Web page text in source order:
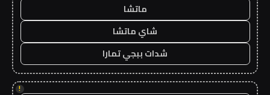
ماتشا
شاي ماتشا
شدات ببجي تمارا
!